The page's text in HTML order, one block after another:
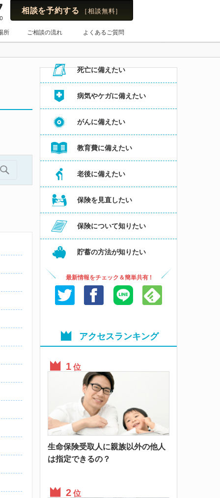
相談を予約する ［相談無料］
所 ご相談の流れ よくあるご質問
保険のはてな
死亡に備えたい
病気やケガに備えたい
がんに備えたい
教育費に備えたい
老後に備えたい
保険を見直したい
保険について知りたい
貯蓄の方法が知りたい
最新情報をチェック＆簡単共有 !
アクセスランキング
位
生命保険受取人に親族以外の他人
は指定できるの？
位